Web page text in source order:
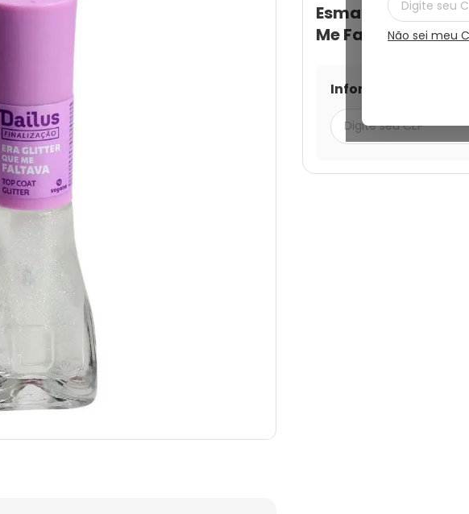
Não sei meu
Esmalte Dailus
Me Faltava 8ml
Informe seu CEP